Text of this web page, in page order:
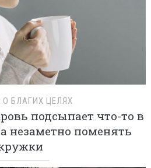
О БЛАГИХ ЦЕЛЯХ
подсыпает что-то в
незаметно поменять